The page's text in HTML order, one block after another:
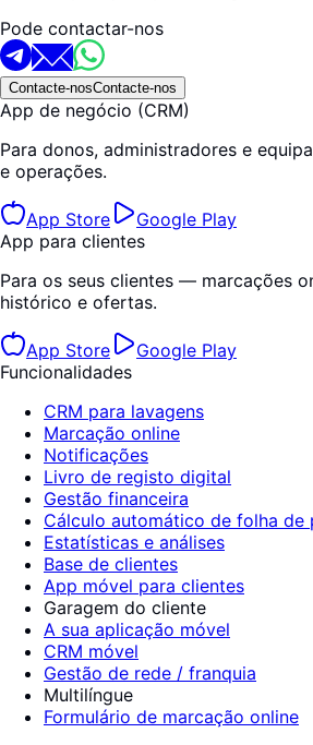
Pode contactar-nos
Contacte-nosContacte-nos
App de negócio (CRM)
Para donos, administradores e
e operações.
App Store
Google Play
App para clientes
Para os seus clientes — marcações
histórico e ofertas.
App Store
Google Play
Funcionalidades
CRM para lavagens
Marcação online
Notificações
Livro de registo digital
Gestão financeira
Cálculo automático de folha de
Estatísticas e análises
Base de clientes
App móvel para clientes
Garagem do cliente
A sua aplicação móvel
CRM móvel
Gestão de rede / franquia
Multilíngue
Formulário de marcação online